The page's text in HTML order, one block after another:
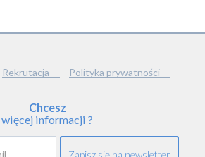
Rekrutacja Polityka prywatności
Chcesz
więcej informacji ?
Zapisz się na newsletter